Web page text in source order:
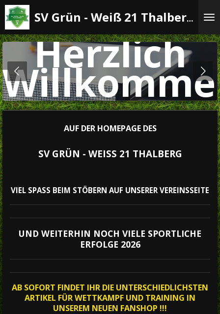
Zum
Hauptinhalt
springen
SV Grün - Weiß 21 Thalberg e.V.
Herzlich
AUF DER HOMEPAGE DES
SV GRÜN - WEISS 21 THALBERG
VIEL SPASS BEIM STÖBERN AUF UNSERER VEREINSSEITE
UND WEITERHIN NOCH VIELE SPORTLICHE
ERFOLGE 2026
AB SOFORT FINDET IHR DIE UNTERSCHIEDLICHSTEN
ARTIKEL FÜR WETTKAMPF UND TRAINING IN
UNSEREM NEUEN FANSHOP !!!